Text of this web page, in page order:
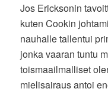
Jos Ericksonin
kuten Cookin
nauhalle tallentui
jonka vaaran tuntu
toismaailmalliset
mielisairaus antoi